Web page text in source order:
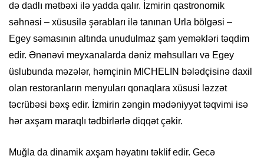
də dadlı mətbəxi ilə yadda qalır. İzmirin qastronomik
səhnəsi – xüsusilə şərabları ilə tanınan Urla bölgəsi –
Egey səmasının altında unudulmaz şam yeməkləri təqdim
edir. Ənənəvi meyxanalarda dəniz məhsulları və Egey
üslubunda məzələr, həmçinin MICHELIN bələdçisinə daxil
olan restoranların menyuları qonaqlara xüsusi ləzzət
təcrübəsi bəxş edir. İzmirin zəngin mədəniyyət təqvimi isə
hər axşam maraqlı tədbirlərlə diqqət çəkir.
Muğla da dinamik axşam həyatını təklif edir. Gecə